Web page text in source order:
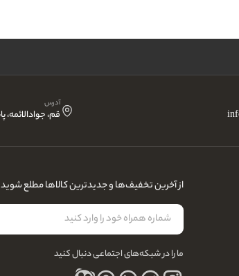
آدرس
از آخرین تخفیف‌ها و جدیدترین کالاها مطلع شوید
ما را در شبکه‌های اجتماعی دنبال کنید